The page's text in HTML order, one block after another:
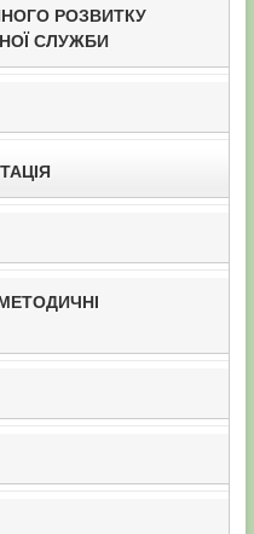
РОЗВИТКУ
СЛУЖБИ